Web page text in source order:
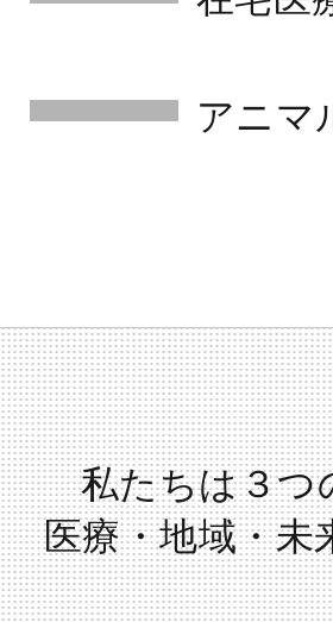
アニマ
私たちは３つ
医療・地域・未